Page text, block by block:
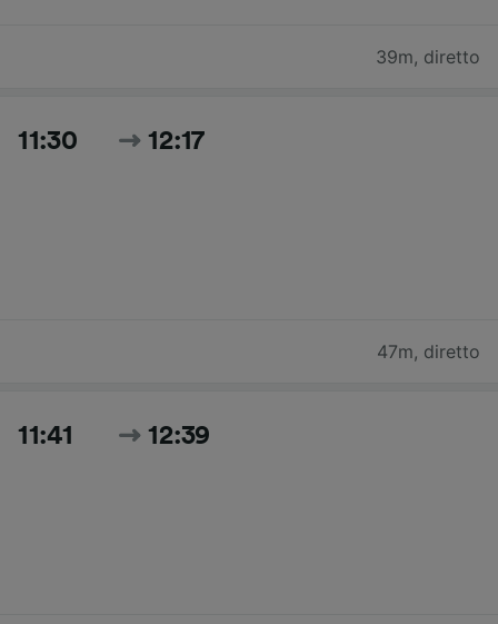
39m, diretto
11:30 12:17
47m, diretto
11:41 12:39